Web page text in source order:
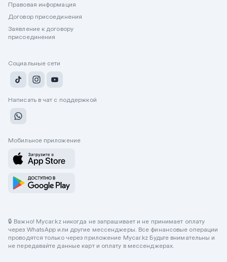
Правовая информация
Договор присоединения
Заявление к договору
присоединения
Социальные сети
Написать в чат с поддержкой
Мобильное приложение
🔒 Важно! Mycar.kz никогда не запрашивает и не принимает оплату
через WhatsApp или другие мессенджеры. Все финансовые операции
проводятся только через приложение Mycar.kz Будьте внимательны и
не передавайте данные карт и оплату в мессенджерах.